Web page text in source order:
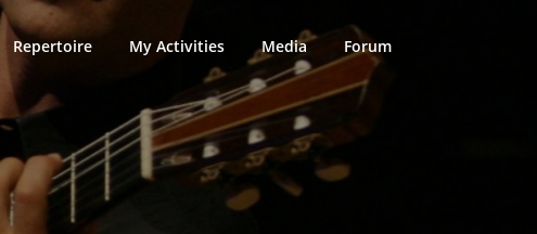
Repertoire My Activities Media Forum